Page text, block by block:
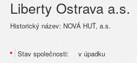
Liberty Ostrava a.s.
Historický název: NOVÁ HUŤ, a.s.
Stav společnosti:
v úpadku